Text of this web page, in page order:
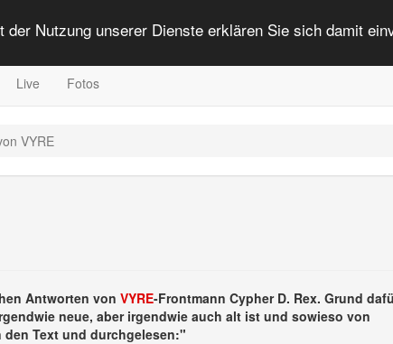
Nutzung unserer Dienste erklären Sie sich damit
Live Fotos
VYRE
Antworten von VYRE-Frontmann Cypher D. Rex. Grund
neue, aber irgendwie auch alt ist und sowieso von
Text und durchgelesen:"